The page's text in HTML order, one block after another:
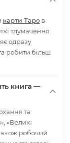
карти Таро в
тлумачення
одразу
робити більш
книга —
та
«Великі
робочий